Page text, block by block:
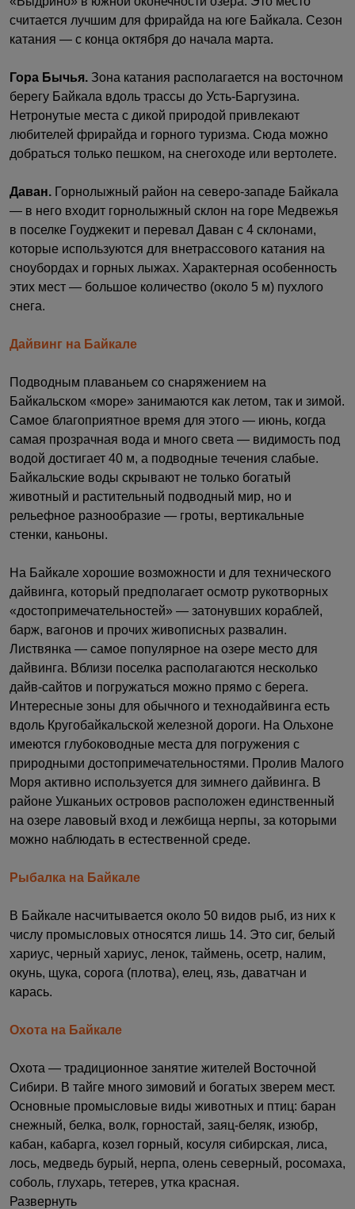
считается лучшим для фрирайда на юге Байкала. Сезон
катания — с конца октября до начала марта.
Гора Бычья. Зона катания располагается на восточном
берегу Байкала вдоль трассы до Усть-Баргузина.
Нетронутые места с дикой природой привлекают
любителей фрирайда и горного туризма. Сюда можно
добраться только пешком, на снегоходе или вертолете.
Даван. Горнолыжный район на северо-западе Байкала
— в него входит горнолыжный склон на горе Медвежья
в поселке Гоуджекит и перевал Даван с 4 склонами,
которые используются для внетрассового катания на
сноубордах и горных лыжах. Характерная особенность
этих мест — большое количество (около 5 м) пухлого
снега.
Дайвинг на Байкале
Подводным плаваньем со снаряжением на
Байкальском «море» занимаются как летом, так и зимой.
Самое благоприятное время для этого — июнь, когда
самая прозрачная вода и много света — видимость под
водой достигает 40 м, а подводные течения слабые.
Байкальские воды скрывают не только богатый
животный и растительный подводный мир, но и
рельефное разнообразие — гроты, вертикальные
стенки, каньоны.
На Байкале хорошие возможности и для технического
дайвинга, который предполагает осмотр рукотворных
«достопримечательностей» — затонувших кораблей,
барж, вагонов и прочих живописных развалин.
Листвянка — самое популярное на озере место для
дайвинга. Вблизи поселка располагаются несколько
дайв-сайтов и погружаться можно прямо с берега.
Интересные зоны для обычного и технодайвинга есть
вдоль Кругобайкальской железной дороги. На Ольхоне
имеются глубоководные места для погружения с
природными достопримечательностями. Пролив Малого
Моря активно используется для зимнего дайвинга. В
районе Ушканьих островов расположен единственный
на озере лавовый вход и лежбища нерпы, за которыми
можно наблюдать в естественной среде.
Рыбалка на Байкале
В Байкале насчитывается около 50 видов рыб, из них к
числу промысловых относятся лишь 14. Это сиг, белый
хариус, черный хариус, ленок, таймень, осетр, налим,
окунь, щука, сорога (плотва), елец, язь, даватчан и
карась.
Охота на Байкале
Охота — традиционное занятие жителей Восточной
Сибири. В тайге много зимовий и богатых зверем мест.
Основные промысловые виды животных и птиц: баран
снежный, белка, волк, горностай, заяц-беляк, изюбр,
кабан, кабарга, козел горный, косуля сибирская, лиса,
лось, медведь бурый, нерпа, олень северный, росомаха,
соболь, глухарь, тетерев, утка красная.
Развернуть